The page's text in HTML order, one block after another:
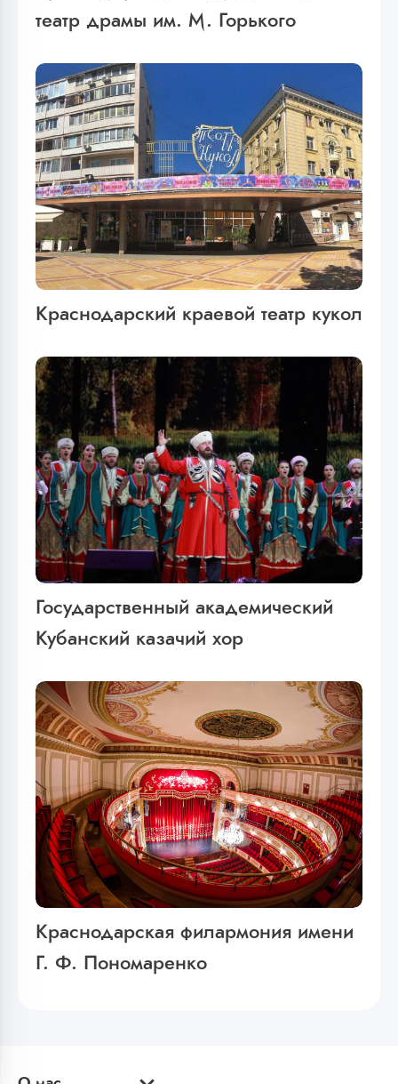
театр драмы им. М. Горького
Краснодарский краевой театр кукол
Государственный академический
Кубанский казачий хор
Краснодарская филармония имени
Г. Ф. Пономаренко